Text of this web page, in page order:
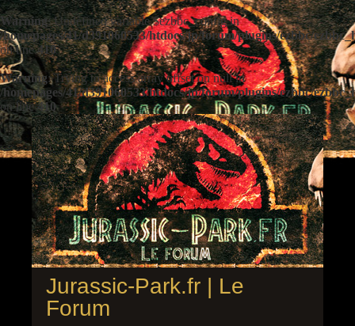
Warning: Undefined variable $ezbbc_config in
/homepages/41/d391060533/htdocs/jp/forum/plugins/ezbbc/
on line410
Warning: Trying to access array offset on null in
/homepages/41/d391060533/htdocs/jp/forum/plugins/ezbbc/
on line410
Jurassic-Park.fr | Le
Forum